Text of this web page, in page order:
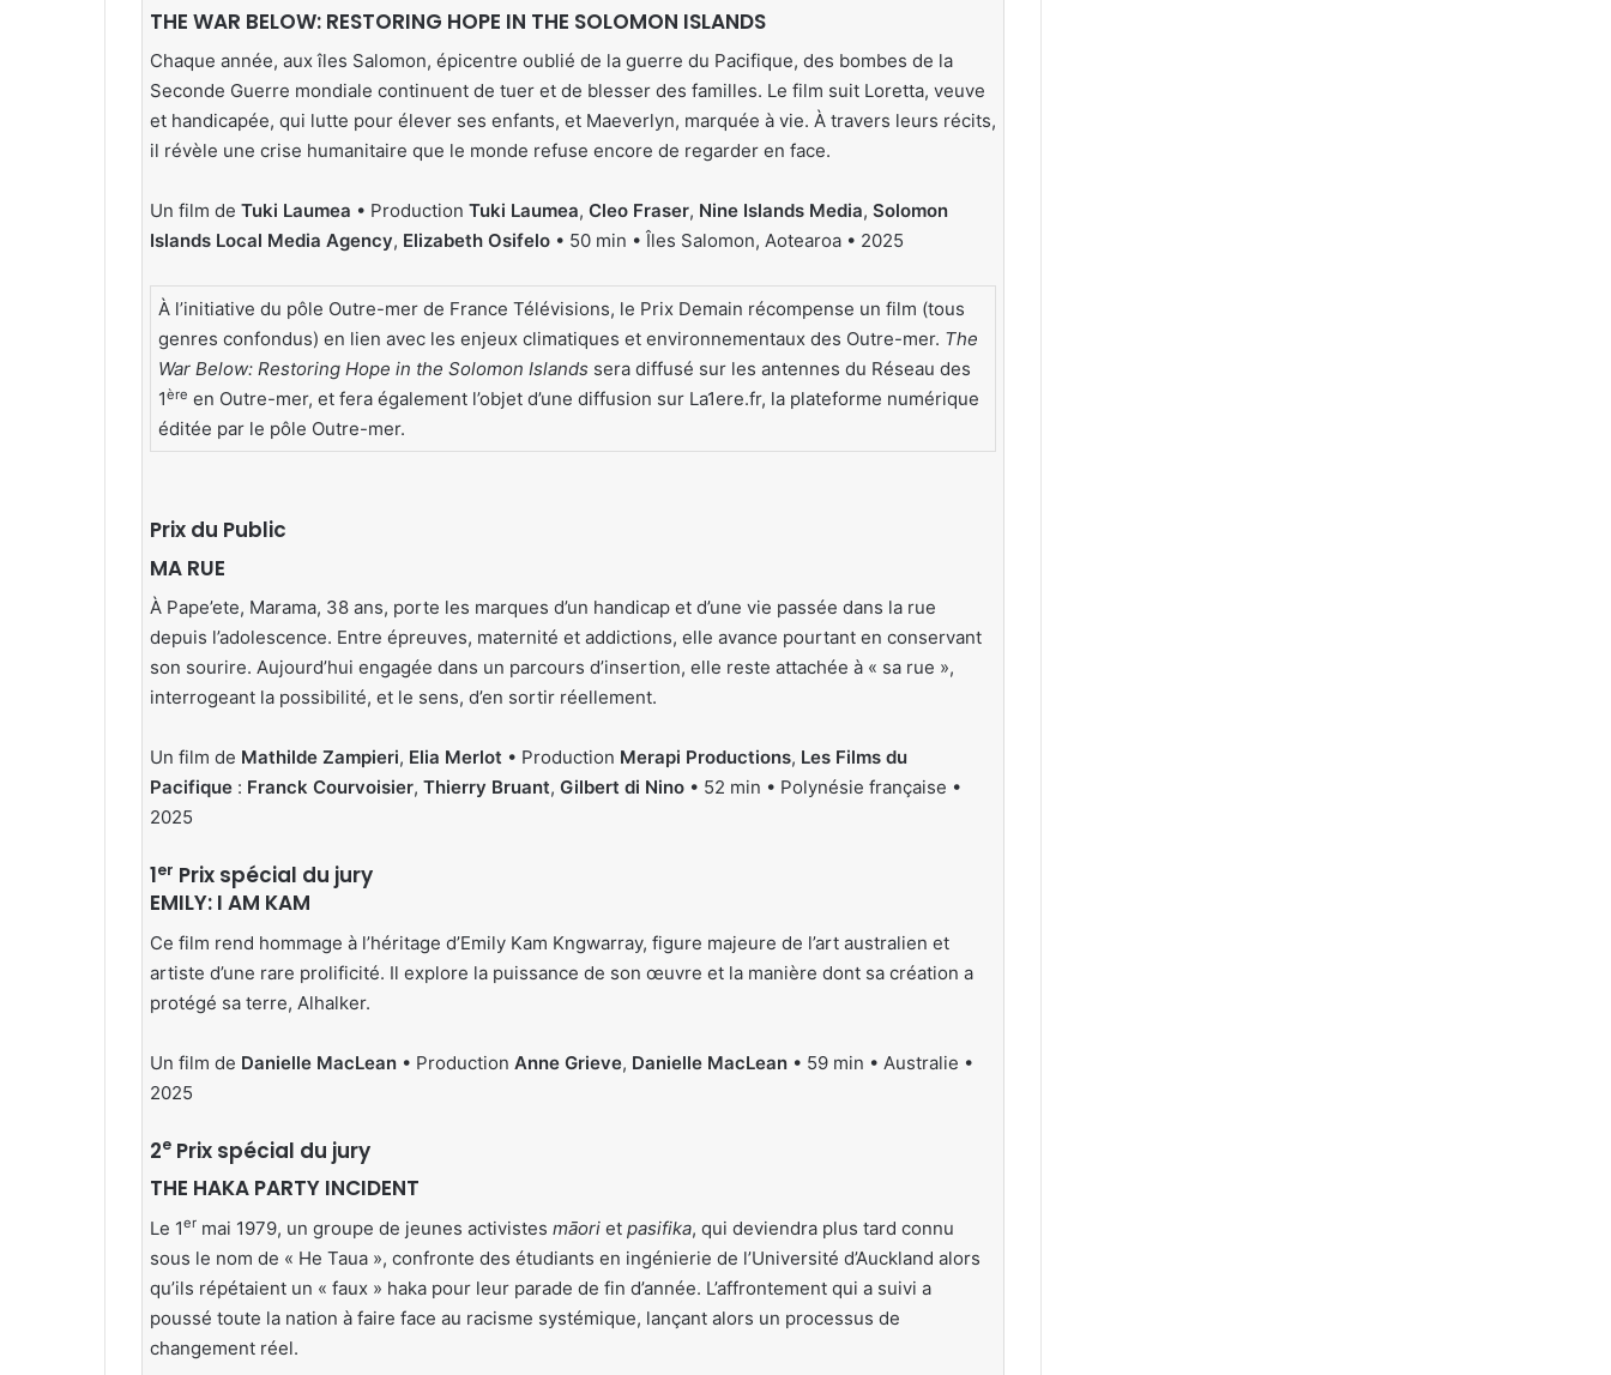
THE WAR BELOW: RESTORING HOPE IN THE SOLOMON ISLANDS
Chaque année, aux îles Salomon, épicentre oublié de la guerre du Pacifique, des bombes de la
Seconde Guerre mondiale continuent de tuer et de blesser des familles. Le film suit Loretta, veuve
et handicapée, qui lutte pour élever ses enfants, et Maeverlyn, marquée à vie. À travers leurs récits,
il révèle une crise humanitaire que le monde refuse encore de regarder en face.
Un film de Tuki Laumea • Production Tuki Laumea, Cleo Fraser, Nine Islands Media, Solomon
Islands Local Media Agency, Elizabeth Osifelo • 50 min • Îles Salomon, Aotearoa • 2025
À l’initiative du pôle Outre-mer de France Télévisions, le Prix Demain récompense un film (tous
genres confondus) en lien avec les enjeux climatiques et environnementaux des Outre-mer. The
War Below: Restoring Hope in the Solomon Islands sera diffusé sur les antennes du Réseau des
1ère en Outre-mer, et fera également l’objet d’une diffusion sur La1ere.fr, la plateforme numérique
éditée par le pôle Outre-mer.
Prix du Public
MA RUE
À Pape’ete, Marama, 38 ans, porte les marques d’un handicap et d’une vie passée dans la rue
depuis l’adolescence. Entre épreuves, maternité et addictions, elle avance pourtant en conservant
son sourire. Aujourd’hui engagée dans un parcours d’insertion, elle reste attachée à « sa rue »,
interrogeant la possibilité, et le sens, d’en sortir réellement.
Un film de Mathilde Zampieri, Elia Merlot • Production Merapi Productions, Les Films du
Pacifique : Franck Courvoisier, Thierry Bruant, Gilbert di Nino • 52 min • Polynésie française •
2025
1er Prix spécial du jury
EMILY: I AM KAM
Ce film rend hommage à l’héritage d’Emily Kam Kngwarray, figure majeure de l’art australien et
artiste d’une rare prolificité. Il explore la puissance de son œuvre et la manière dont sa création a
protégé sa terre, Alhalker.
Un film de Danielle MacLean • Production Anne Grieve, Danielle MacLean • 59 min • Australie •
2025
2e Prix spécial du jury
THE HAKA PARTY INCIDENT
Le 1er mai 1979, un groupe de jeunes activistes māori et pasifika, qui deviendra plus tard connu
sous le nom de « He Taua », confronte des étudiants en ingénierie de l’Université d’Auckland alors
qu’ils répétaient un « faux » haka pour leur parade de fin d’année. L’affrontement qui a suivi a
poussé toute la nation à faire face au racisme systémique, lançant alors un processus de
changement réel.